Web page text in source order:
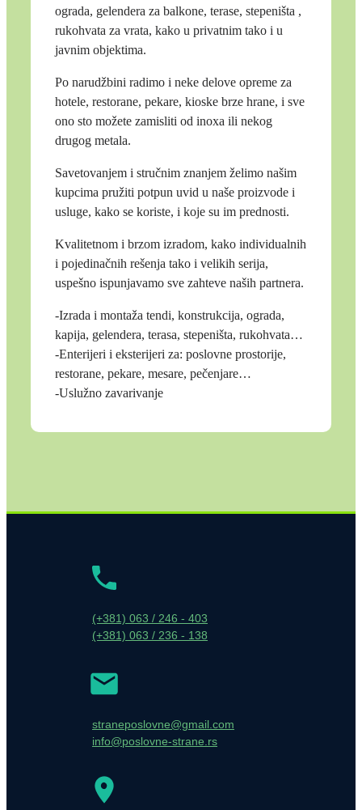
ograda, gelendera za balkone, terase, stepeništa ,
rukohvata za vrata, kako u privatnim tako i u
javnim objektima.
Po narudžbini radimo i neke delove opreme za
hotele, restorane, pekare, kioske brze hrane, i sve
ono sto možete zamisliti od inoxa ili nekog
drugog metala.
Savetovanjem i stručnim znanjem želimo našim
kupcima pružiti potpun uvid u naše proizvode i
usluge, kako se koriste, i koje su im prednosti.
Kvalitetnom i brzom izradom, kako individualnih
i pojedinačnih rešenja tako i velikih serija,
uspešno ispunjavamo sve zahteve naših partnera.
-Izrada i montaža tendi, konstrukcija, ograda,
kapija, gelendera, terasa, stepeništa, rukohvata…
-Enterijeri i eksterijeri za: poslovne prostorije,
restorane, pekare, mesare, pečenjare…
-Uslužno zavarivanje
(+381) 063 / 246 - 403
(+381) 063 / 236 - 138
straneposlovne@gmail.com
info@poslovne-strane.rs